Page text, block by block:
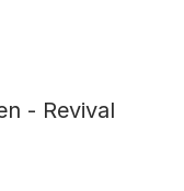
- Revival